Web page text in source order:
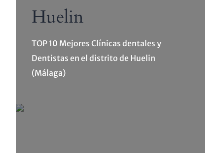
Huelin
TOP 10 Mejores Clínicas dentales y
Dentistas en el distrito de Huelin
(Málaga)